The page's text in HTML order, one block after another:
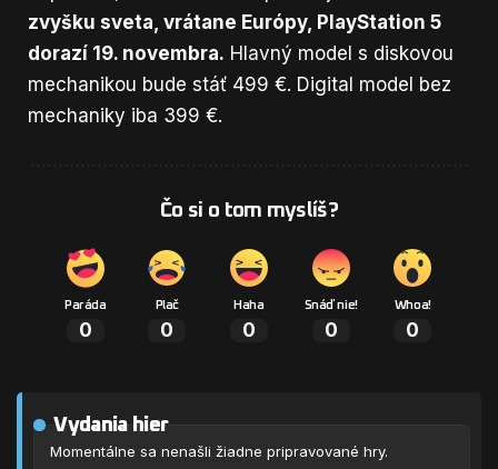
zvyšku sveta, vrátane Európy, PlayStation 5
dorazí 19. novembra. Hlavný model s diskovou
mechanikou bude stáť 499 €. Digital model bez
mechaniky iba 399 €.
Čo si o tom myslíš?
Paráda
0
Plač
0
Haha
0
Snáď nie!
0
Whoa!
0
Vydania hier
Momentálne sa nenašli žiadne pripravované hry.